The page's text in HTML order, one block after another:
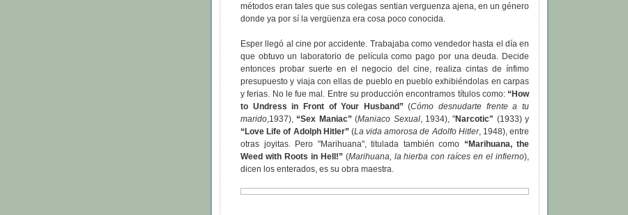
métodos eran tales que sus colegas sentian verguenza ajena, en un género
donde ya por sí la vergüenza era cosa poco conocida.
Esper llegó al cine por accidente. Trabajaba como vendedor hasta el día en
que obtuvo un laboratorio de película como pago por una deuda. Decide
entonces probar suerte en el negocio del cine, realiza cintas de ínfimo
presupuesto y viaja con ellas de pueblo en pueblo exhibiéndolas en carpas
y ferias. No le fue mal. Entre su producción encontramos títulos como: “How
to Undress in Front of Your Husband” (Cómo desnudarte frente a tu
marido,1937), “Sex Maniac” (Maniaco Sexual, 1934), "Narcotic" (1933) y
“Love Life of Adolph Hitler” (La vida amorosa de Adolfo Hitler, 1948), entre
otras joyitas. Pero "Marihuana", titulada también como “Marihuana, the
Weed with Roots in Hell!” (Marihuana, la hierba con raíces en el infierno),
dicen los enterados, es su obra maestra.